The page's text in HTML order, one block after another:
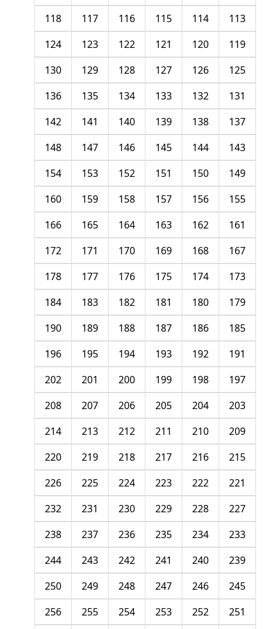
113
114
115
116
117
118
119
120
121
122
123
124
125
126
127
128
129
130
131
132
133
134
135
136
137
138
139
140
141
142
143
144
145
146
147
148
149
150
151
152
153
154
155
156
157
158
159
160
161
162
163
164
165
166
167
168
169
170
171
172
173
174
175
176
177
178
179
180
181
182
183
184
185
186
187
188
189
190
191
192
193
194
195
196
197
198
199
200
201
202
203
204
205
206
207
208
209
210
211
212
213
214
215
216
217
218
219
220
221
222
223
224
225
226
227
228
229
230
231
232
233
234
235
236
237
238
239
240
241
242
243
244
245
246
247
248
249
250
251
252
253
254
255
256